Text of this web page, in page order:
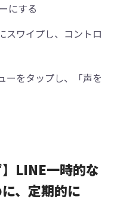
にする
スワイプし、コントロ
ーをタップし、「声を
LINE一時的な
、定期的に